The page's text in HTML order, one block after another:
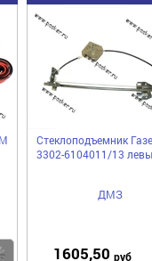
Купить
Стеклоподъемник
3302-6104011/13
ДМЗ
1605,50 руб